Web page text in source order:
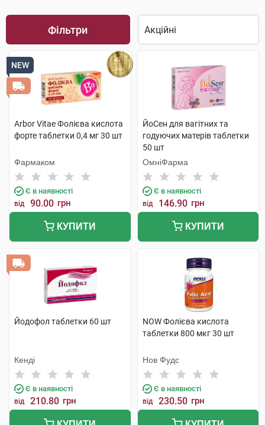
Фільтри
NEW
Arbor Vitae Фолієва кислота
форте таблетки 0,4 мг 30 шт
Фармаком
Є в наявності
від 90.00 грн
КУПИТИ
ЙоСен для вагітних та
годуючих матерів таблетки
50 шт
ОмніФарма
Є в наявності
від 146.90 грн
КУПИТИ
Йодофол таблетки 60 шт
Кенді
Є в наявності
від 210.80 грн
NOW Фолієва кислота
таблетки 800 мкг 30 шт
Нов Фудс
Є в наявності
від 230.50 грн